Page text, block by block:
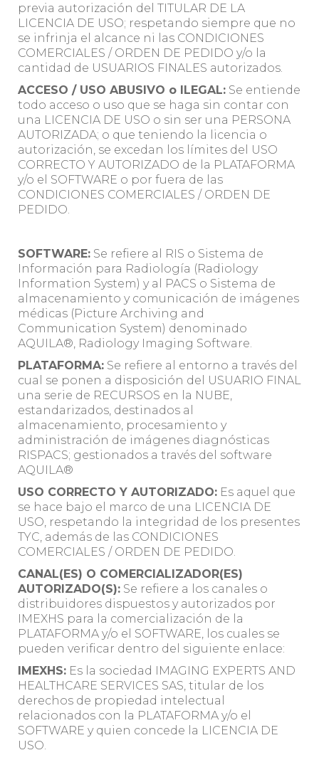
previa autorización del TITULAR DE LA
LICENCIA DE USO; respetando siempre que no
se infrinja el alcance ni las CONDICIONES
COMERCIALES / ORDEN DE PEDIDO y/o la
cantidad de USUARIOS FINALES autorizados.
ACCESO / USO ABUSIVO o ILEGAL: Se entiende
todo acceso o uso que se haga sin contar con
una LICENCIA DE USO o sin ser una PERSONA
AUTORIZADA; o que teniendo la licencia o
autorización, se excedan los límites del USO
CORRECTO Y AUTORIZADO de la PLATAFORMA
y/o el SOFTWARE o por fuera de las
CONDICIONES COMERCIALES / ORDEN DE
PEDIDO.
SOFTWARE: Se refiere al RIS o Sistema de
Información para Radiología (Radiology
Information System) y al PACS o Sistema de
almacenamiento y comunicación de imágenes
médicas (Picture Archiving and
Communication System) denominado
AQUILA®, Radiology Imaging Software.
PLATAFORMA: Se refiere al entorno a través del
cual se ponen a disposición del USUARIO FINAL
una serie de RECURSOS en la NUBE,
estandarizados, destinados al
almacenamiento, procesamiento y
administración de imágenes diagnósticas
RISPACS; gestionados a través del software
AQUILA®
USO CORRECTO Y AUTORIZADO: Es aquel que
se hace bajo el marco de una LICENCIA DE
USO, respetando la integridad de los presentes
TYC, además de las CONDICIONES
COMERCIALES / ORDEN DE PEDIDO.
CANAL(ES) O COMERCIALIZADOR(ES)
AUTORIZADO(S): Se refiere a los canales o
distribuidores dispuestos y autorizados por
IMEXHS para la comercialización de la
PLATAFORMA y/o el SOFTWARE, los cuales se
pueden verificar dentro del siguiente enlace:
IMEXHS: Es la sociedad IMAGING EXPERTS AND
HEALTHCARE SERVICES SAS, titular de los
derechos de propiedad intelectual
relacionados con la PLATAFORMA y/o el
SOFTWARE y quien concede la LICENCIA DE
USO.